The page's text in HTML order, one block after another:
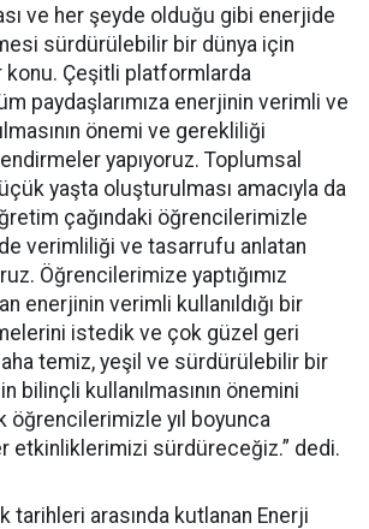
ve her şeyde olduğu gibi enerjide
sürdürülebilir bir dünya için
Çeşitli platformlarda
paydaşlarımıza enerjinin verimli ve
önemi ve gerekliliği
yapıyoruz. Toplumsal
yaşta oluşturulması amacıyla da
çağındaki öğrencilerimizle
verimliliği ve tasarrufu anlatan
Öğrencilerimize yaptığımız
enerjinin verimli kullanıldığı bir
istedik ve çok güzel geri
temiz, yeşil ve sürdürülebilir bir
bilinçli kullanılmasının önemini
öğrencilerimizle yıl boyunca
etkinliklerimizi sürdüreceğiz.” dedi.
tarihleri arasında kutlanan Enerji